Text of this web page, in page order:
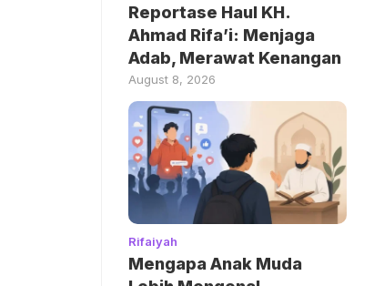
Reportase Haul KH.
Ahmad Rifa’i: Menjaga
Adab, Merawat Kenangan
August 8, 2026
Rifaiyah
Mengapa Anak Muda